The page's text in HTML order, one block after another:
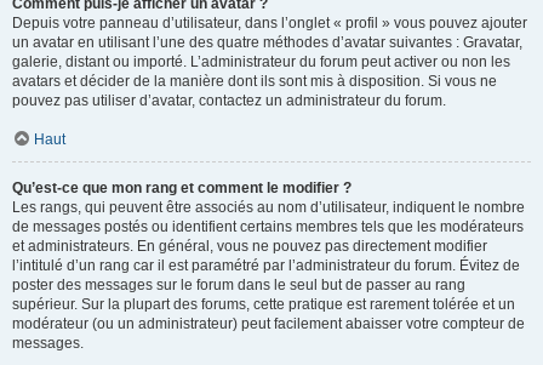
Comment puis-je afficher un avatar ?
Depuis votre panneau d’utilisateur, dans l’onglet « profil » vous pouvez ajouter
un avatar en utilisant l’une des quatre méthodes d’avatar suivantes : Gravatar,
galerie, distant ou importé. L’administrateur du forum peut activer ou non les
avatars et décider de la manière dont ils sont mis à disposition. Si vous ne
pouvez pas utiliser d’avatar, contactez un administrateur du forum.
Haut
Qu’est-ce que mon rang et comment le modifier ?
Les rangs, qui peuvent être associés au nom d’utilisateur, indiquent le nombre
de messages postés ou identifient certains membres tels que les modérateurs
et administrateurs. En général, vous ne pouvez pas directement modifier
l’intitulé d’un rang car il est paramétré par l’administrateur du forum. Évitez de
poster des messages sur le forum dans le seul but de passer au rang
supérieur. Sur la plupart des forums, cette pratique est rarement tolérée et un
modérateur (ou un administrateur) peut facilement abaisser votre compteur de
messages.